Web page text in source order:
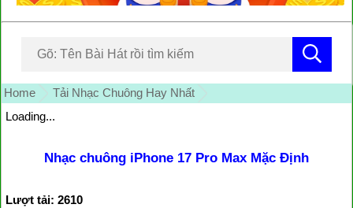
Home
Tải Nhạc Chuông Hay Nhất
Loading...
Nhạc chuông iPhone 17 Pro Max Mặc Định
Lượt tải: 2610